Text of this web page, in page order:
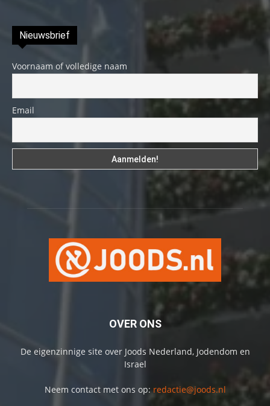
Nieuwsbrief
Voornaam of volledige naam
Email
OVER ONS
De eigenzinnige site over Joods Nederland, Jodendom en
Israel
Neem contact met ons op: redactie@joods.nl